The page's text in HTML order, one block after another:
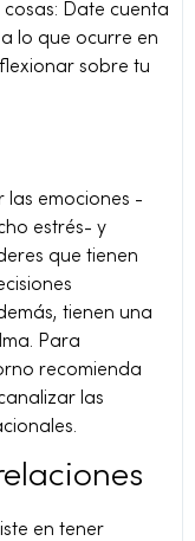
Date cuenta
lo que ocurre en
sobre tu
las emociones -
estrés- y
que tienen
tienen una
Para
recomienda
las
en tener